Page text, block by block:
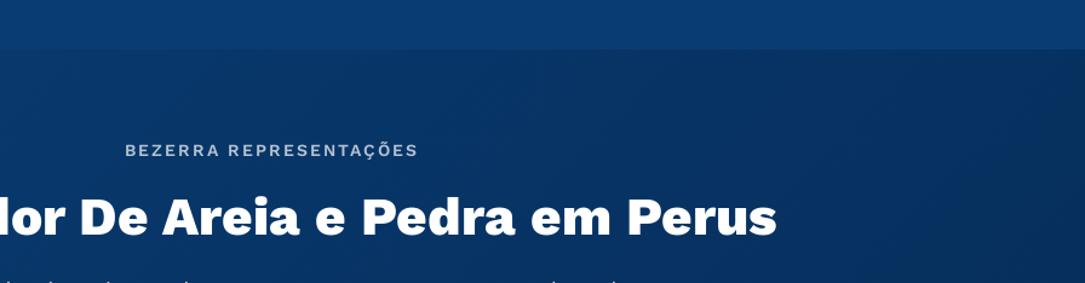
BEZERRA REPRESENTAÇÕES
De Areia e Pedra em Perus